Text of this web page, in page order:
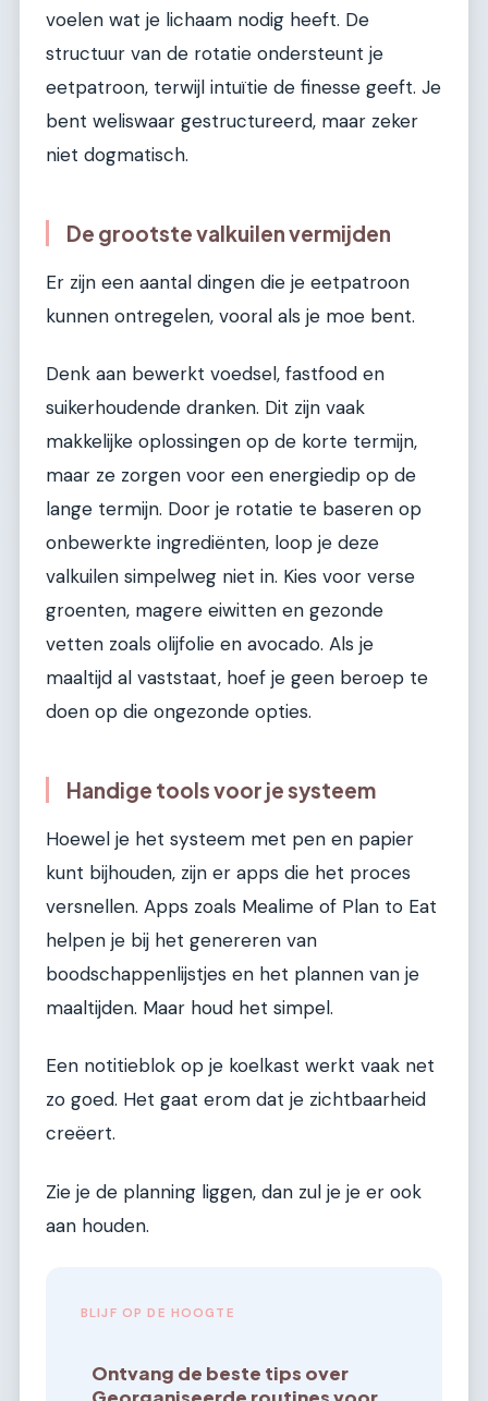
voelen wat je lichaam nodig heeft. De
structuur van de rotatie ondersteunt je
eetpatroon, terwijl intuïtie de finesse geeft. Je
bent weliswaar gestructureerd, maar zeker
niet dogmatisch.
De grootste valkuilen vermijden
Er zijn een aantal dingen die je eetpatroon
kunnen ontregelen, vooral als je moe bent.
Denk aan bewerkt voedsel, fastfood en
suikerhoudende dranken. Dit zijn vaak
makkelijke oplossingen op de korte termijn,
maar ze zorgen voor een energiedip op de
lange termijn. Door je rotatie te baseren op
onbewerkte ingrediënten, loop je deze
valkuilen simpelweg niet in. Kies voor verse
groenten, magere eiwitten en gezonde
vetten zoals olijfolie en avocado. Als je
maaltijd al vaststaat, hoef je geen beroep te
doen op die ongezonde opties.
Handige tools voor je systeem
Hoewel je het systeem met pen en papier
kunt bijhouden, zijn er apps die het proces
versnellen. Apps zoals Mealime of Plan to Eat
helpen je bij het genereren van
boodschappenlijstjes en het plannen van je
maaltijden. Maar houd het simpel.
Een notitieblok op je koelkast werkt vaak net
zo goed. Het gaat erom dat je zichtbaarheid
creëert.
Zie je de planning liggen, dan zul je je er ook
aan houden.
BLIJF OP DE HOOGTE
Ontvang de beste tips over